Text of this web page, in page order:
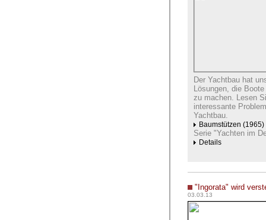
Der Yachtbau hat
Lösungen, die
zu machen. Lesen
interessante
Yachtbau.
Baumstützen (1965)
Serie "Yachten im
Details
"Ingorata" wird
03.03.13